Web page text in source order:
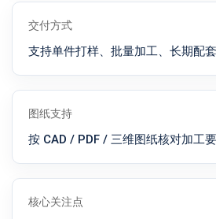
交付方式
支持单件打样、批量加工、长期配
图纸支持
按 CAD / PDF / 三维图纸核对加工
核心关注点